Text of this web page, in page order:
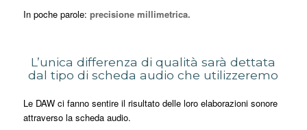
In poche parole: precisione millimetrica.
L’unica differenza di qualità sarà dettata
dal tipo di scheda audio che utilizzeremo
Le DAW ci fanno sentire il risultato delle loro elaborazioni sonore
attraverso la scheda audio.